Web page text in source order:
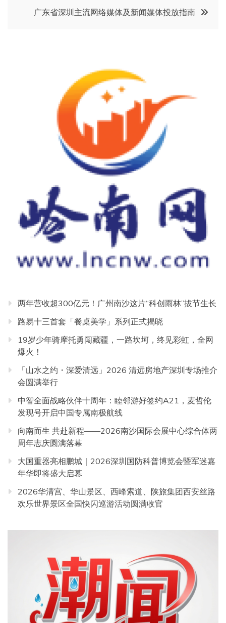
广东省深圳主流网络媒体及新闻媒体投放指南
两年营收超300亿元！广州南沙这片“科创雨林”拔节生长
路易十三首套「餐桌美学」系列正式揭晓
19岁少年骑摩托勇闯藏疆，一路坎坷，终见彩虹，全网
爆火！
「山水之约・深爱清远」2026 清远房地产深圳专场推介
会圆满举行
中智全面战略伙伴十周年：睦邻游好签约A21，麦哲伦
发现号开启中国专属南极航线
向南而生 共赴新程——2026南沙国际会展中心综合体两
周年志庆圆满落幕
大国重器亮相鹏城｜2026深圳国防科普博览会暨军迷嘉
年华即将盛大启幕
2026华清宫、华山景区、西峰索道、陕旅集团西安丝路
欢乐世界景区全国快闪巡游活动圆满收官